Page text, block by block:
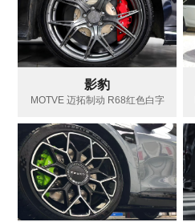
影豹
MOTVE 迈拓制动 R68红色白字